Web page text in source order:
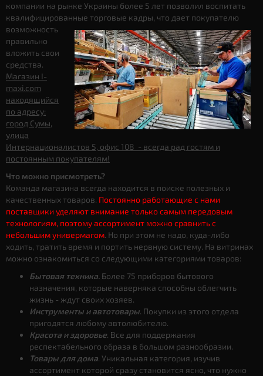
компании на рынке Украины более 5 лет позволил воспитать
квалифицированные торговые кадры, что дает покупателю
возможность
правильно
вложить свои
средства.
Магазин I-
maxi.com
находящийся
по адресу:
город Сумы,
улица
Интернационалистов 5, офис 108 - всегда рад гостям и
постоянным покупателям!
Что можно присмотреть?
Команда магазина всегда находится в поиске полезных и
качественных товаров. Постоянно работающие с нами
поставщики уделяют внимание только самым передовым
технологиям, поэтому ассортимент можно сравнить с
небольшим универмагом. Но при этом не надо, куда-либо
ходить, тратить время и портить нервную систему. На витринах
можно ознакомиться со следующими категориями товаров:
Бытовая техника. Более 75 приборов бытового
назначения, которые наверняка способны облегчить
жизнь - ждут своих хозяев.
Инструменты и автотовары. Покупки из этого отдела
пригодятся любому автолюбителю.
Красота и здоровье. Все для поддержания
респектабельного образа в большом разнообразии.
Товары для дома. Уникальная категория, изучив
ассортимент которой сразу становится ясно, что нужно